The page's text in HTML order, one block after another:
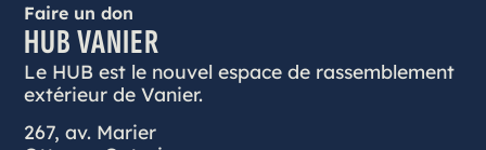
Faire un don
HUB VANIER
Le HUB est le nouvel espace de rassemblement
extérieur de Vanier.
267, av. Marier